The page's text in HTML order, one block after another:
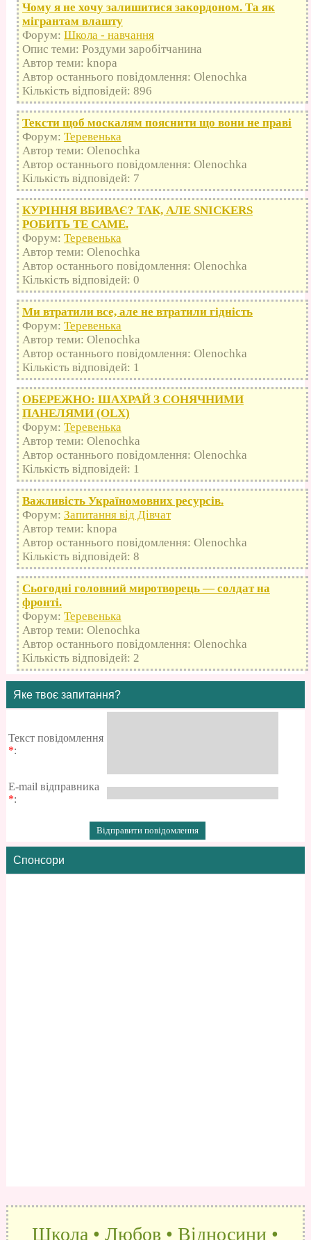
Чому я не хочу залишитися закордоном. Та як
мігрантам влашту
Форум: Школа - навчання
Опис теми: Роздуми заробітчанина
Автор теми: knopa
Автор останнього повідомлення: Olenochka
Кількість відповідей: 896
Тексти щоб москалям пояснити що вони не праві
Форум: Теревенька
Автор теми: Olenochka
Автор останнього повідомлення: Olenochka
Кількість відповідей: 7
КУРІННЯ ВБИВАЄ? ТАК, АЛЕ SNICKERS
РОБИТЬ ТЕ САМЕ.
Форум: Теревенька
Автор теми: Olenochka
Автор останнього повідомлення: Olenochka
Кількість відповідей: 0
Ми втратили все, але не втратили гідність
Форум: Теревенька
Автор теми: Olenochka
Автор останнього повідомлення: Olenochka
Кількість відповідей: 1
ОБЕРЕЖНО: ШАХРАЙ З СОНЯЧНИМИ
ПАНЕЛЯМИ (OLX)
Форум: Теревенька
Автор теми: Olenochka
Автор останнього повідомлення: Olenochka
Кількість відповідей: 1
Важливість Україномовних ресурсів.
Форум: Запитання від Дівчат
Автор теми: knopa
Автор останнього повідомлення: Olenochka
Кількість відповідей: 8
Сьогодні головний миротворець — солдат на
фронті.
Форум: Теревенька
Автор теми: Olenochka
Автор останнього повідомлення: Olenochka
Кількість відповідей: 2
Яке твоє запитання?
Текст повідомлення
*:
E-mail відправника
*:
Спонсори
Школа • Любов • Відносини •